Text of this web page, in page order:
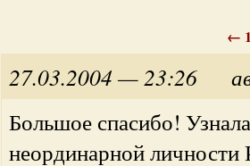
←
27.03.2004 — 23:26
Большое спасибо!
неординарной личности